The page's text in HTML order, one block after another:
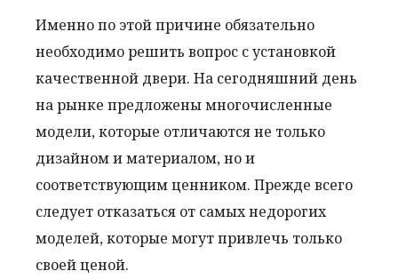
Именно по этой причине обязательно
необходимо решить вопрос с установкой
качественной двери. На сегодняшний день
на рынке предложены многочисленные
модели, которые отличаются не только
дизайном и материалом, но и
соответствующим ценником. Прежде всего
следует отказаться от самых недорогих
моделей, которые могут привлечь только
своей ценой.